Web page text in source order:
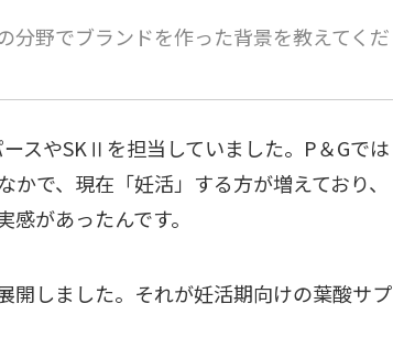
分野でブランドを作った背景を教えてくだ
スやSKⅡを担当していました。P＆Gでは
で、現在「妊活」する方が増えており、
があったんです。
開しました。それが妊活期向けの葉酸サプ